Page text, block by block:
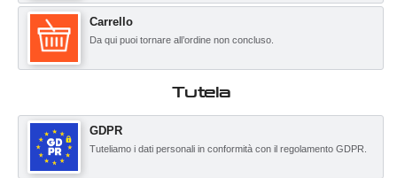
Carrello
Da qui puoi tornare all’ordine non concluso.
Tutela
GDPR
Tuteliamo i dati personali in conformità con il regolamento GDPR.